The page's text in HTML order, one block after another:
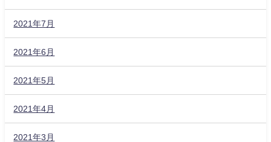
2021年7月
2021年6月
2021年5月
2021年4月
2021年3月